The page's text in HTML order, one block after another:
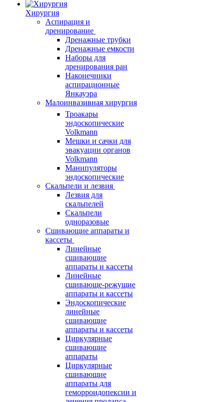
Хирургия
Аспирация и
дренирование
Дренажные трубки
Дренажные емкости
Наборы для
дренирования ран
Наконечники
аспирационные
Янкауэра
Малоинвазивная хирургия
Троакары
эндоскопические
Volkmann
Мешки и сачки для
эвакуации органов
Volkmann
Манипуляторы
эндоскопические
Скальпели и лезвия
Лезвия для
скальпелей
Скальпели
одноразовые
Сшивающие аппараты и
кассеты
Линейные
сшивающие
аппараты и кассеты
Линейные
сшивающе-режущие
аппараты и кассеты
Эндоскопические
линейные
сшивающие
аппараты и кассеты
Циркулярные
сшивающие
аппараты
Циркулярные
сшивающие
аппараты для
геморроидопексии и